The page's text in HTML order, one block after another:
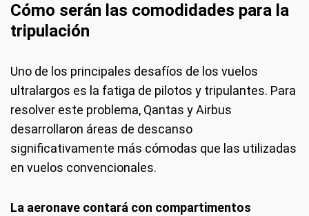
Cómo serán las comodidades para la
tripulación
Uno de los principales desafíos de los vuelos
ultralargos es la fatiga de pilotos y tripulantes. Para
resolver este problema, Qantas y Airbus
desarrollaron áreas de descanso
significativamente más cómodas que las utilizadas
en vuelos convencionales.
La aeronave contará con compartimentos